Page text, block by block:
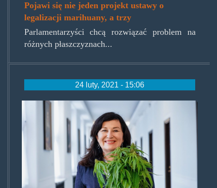
Pojawi się nie jeden projekt ustawy o
legalizacji marihuany, a trzy
Parlamentarzyści chcą rozwiązać problem na
różnych płaszczyznach...
24 luty, 2021 - 15:06
beata-
maciejewska-
1024x609.jpg